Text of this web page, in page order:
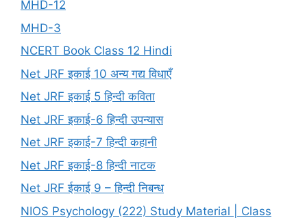
MHD-12
MHD-3
NCERT Book Class 12 Hindi
Net JRF इकाई 10 अन्य गद्य विधाएँ
Net JRF इकाई 5 हिन्दी कविता
Net JRF इकाई-6 हिन्दी उपन्यास
Net JRF इकाई-7 हिन्दी कहानी
Net JRF इकाई-8 हिन्दी नाटक
Net JRF ईकाई 9 – हिन्दी निबन्ध
NIOS Psychology (222) Study Material | Class